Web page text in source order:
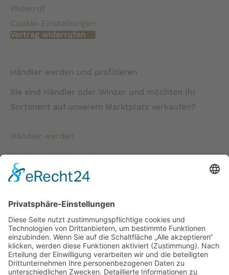
Widerruf
Cookie-Einstellungen
Vertrag widerrufen
Händler werden und profitieren
Sie sind Händler oder Winzer und möchten Ihr
Sortiment auf unserem Marktplatz verkaufen?
Händler werden
* Alle Preise verstehen sich inkl. gesetzlicher
Mehrwertsteuer und zzgl. Versandkosten wenn nicht anders
beschrieben.